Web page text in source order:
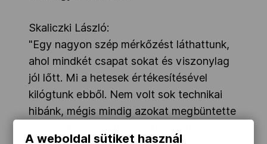
Skaliczki László:
"Egy nagyon szép mérkőzést láthattunk,
ahol mindkét csapat sokat és viszonylag
jól lőtt. Mi a hetesek értékesítésével
kilógtunk ebből. Nem volt sok technikai
hibánk, mégis mindig azokat megbüntette
A weboldal sütiket használ